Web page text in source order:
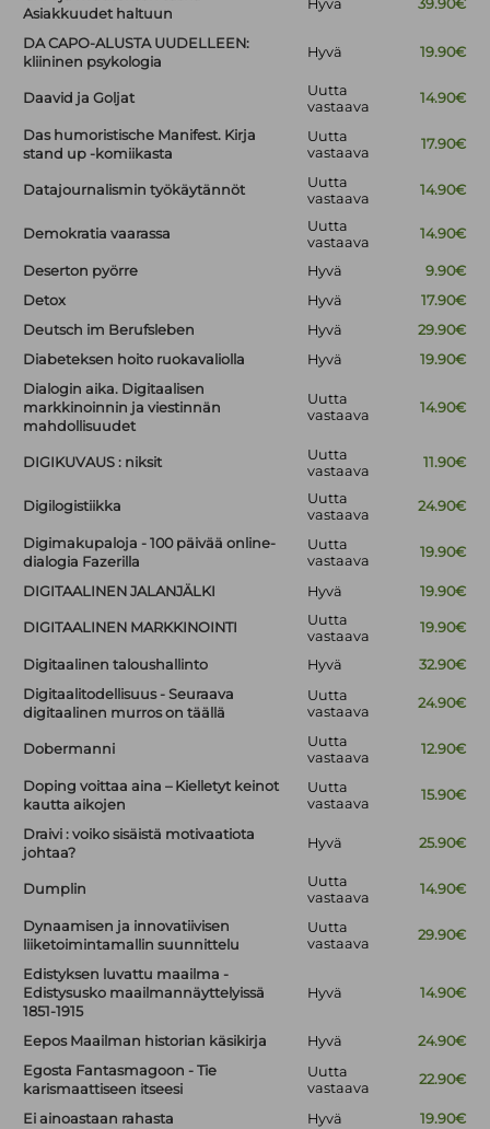
Asiakkuudet haltuun
Hyvä 39.90€
DA CAPO-ALUSTA UUDELLEEN:
kliininen psykologia
Hyvä 19.90€
Daavid ja Goljat
Uutta
vastaava
14.90€
Das humoristische Manifest. Kirja
stand up -komiikasta
Uutta
vastaava
17.90€
Datajournalismin työkäytännöt
Uutta
vastaava
14.90€
Demokratia vaarassa
Uutta
vastaava
14.90€
Deserton pyörre Hyvä
9.90€
Detox
Hyvä
17.90€
Deutsch im Berufsleben
Hyvä
29.90€
Diabeteksen hoito ruokavaliolla
Hyvä
19.90€
Dialogin aika. Digitaalisen
markkinoinnin ja viestinnän
mahdollisuudet
Uutta
vastaava
14.90€
DIGIKUVAUS : niksit
Uutta
vastaava
11.90€
Digilogistiikka
Uutta
vastaava
24.90€
Digimakupaloja - 100 päivää online-
dialogia Fazerilla
Uutta
vastaava
19.90€
DIGITAALINEN JALANJÄLKI Hyvä 19.90€
DIGITAALINEN MARKKINOINTI
Uutta
vastaava
19.90€
Digitaalinen taloushallinto Hyvä
32.90€
Digitaalitodellisuus - Seuraava
digitaalinen murros on täällä
Uutta
vastaava
24.90€
Dobermanni
Uutta
vastaava
12.90€
Doping voittaa aina – Kielletyt keinot
kautta aikojen
Uutta
vastaava
15.90€
Draivi : voiko sisäistä motivaatiota
johtaa?
Hyvä 25.90€
Dumplin
Uutta
vastaava
14.90€
Dynaamisen ja innovatiivisen
liiketoimintamallin suunnittelu
Uutta
vastaava
29.90€
Edistyksen luvattu maailma -
Edistysusko maailmannäyttelyissä
1851-1915
Hyvä 14.90€
Eepos Maailman historian käsikirja Hyvä
24.90€
Egosta Fantasmagoon - Tie
karismaattiseen itseesi
Uutta
vastaava
22.90€
Ei ainoastaan rahasta Hyvä
19.90€